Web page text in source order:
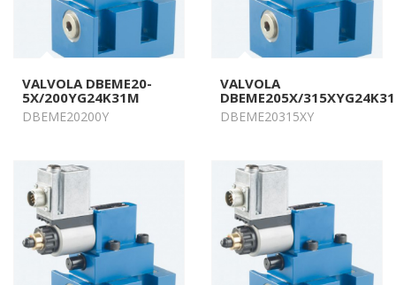
VALVOLA DBEME20-
5X/200YG24K31M
DBEME20200Y
VALVOLA
DBEME205X/
DBEME20315XY